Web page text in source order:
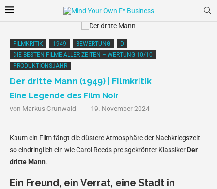
FILMKRITIK 1949 BEWERTUNG
D
DIE BESTEN FILME ALLER ZEITEN – WERTUNG 10/10
PRODUKTIONSJAHR
Der dritte Mann (1949) | Filmkritik
Eine Legende des Film Noir
von Markus Grunwald 19. November 2024
Kaum ein Film fängt die düstere Atmosphäre der Nachkriegszeit
so eindringlich ein wie Carol Reeds preisgekrönter Klassiker Der
dritte Mann.
Ein Freund, ein Verrat, eine Stadt in